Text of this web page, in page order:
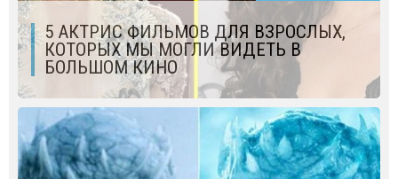
5 АКТРИС ФИЛЬМОВ ДЛЯ ВЗРОСЛЫХ,
КОТОРЫХ МЫ МОГЛИ ВИДЕТЬ В
БОЛЬШОМ КИНО